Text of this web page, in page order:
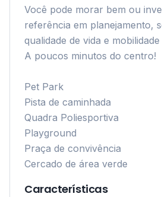
Você pode morar bem ou
referência em planejamento,
qualidade de vida e
A poucos minutos do centro!
Pet Park
Pista de caminhada
Quadra Poliesportiva
Playground
Praça de convivência
Características